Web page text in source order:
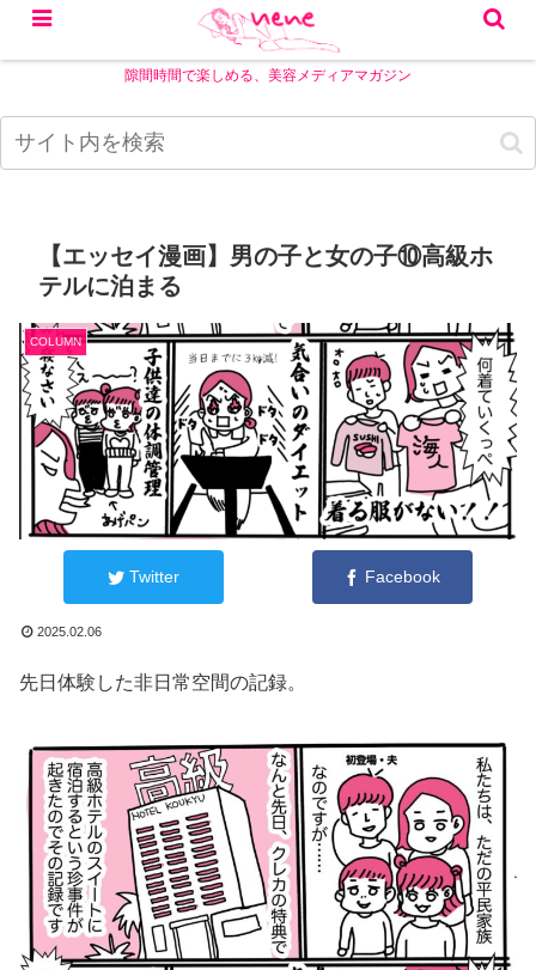
隙間時間で楽しめる、美容メディアマガジン
【エッセイ漫画】男の子と女の子⑩高級ホ
テルに泊まる
COLUMN
Twitter Facebook
2025.02.06
先日体験した非日常空間の記録。